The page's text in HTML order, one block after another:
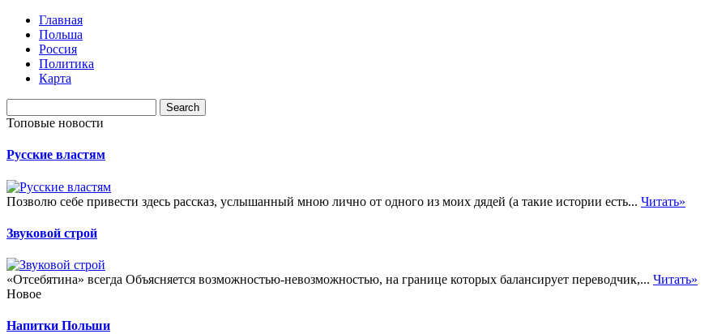
Главная
Польша
Россия
Политика
Карта
Топовые новости
Русские властям
Позволю себе привести здесь рассказ, услышанный мною лично от одного из моих дядей (а такие истории есть... Читать»
Звуковой строй
«Отсебятина» всегда Объясняется возможностью-невозможностью, на границе которых балансирует переводчик,... Читать»
Новое
Напитки Польши